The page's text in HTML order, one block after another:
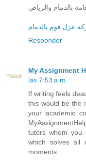
بالدمام والرياض
عزل فوم بالدمام
Responder
My Assignment
las 7:53 a.m.
If writing feels
this would be the
your academic
tutors whom you
which solves all
moments.